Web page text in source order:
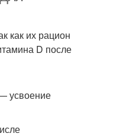
как их рацион
D после
усвоение